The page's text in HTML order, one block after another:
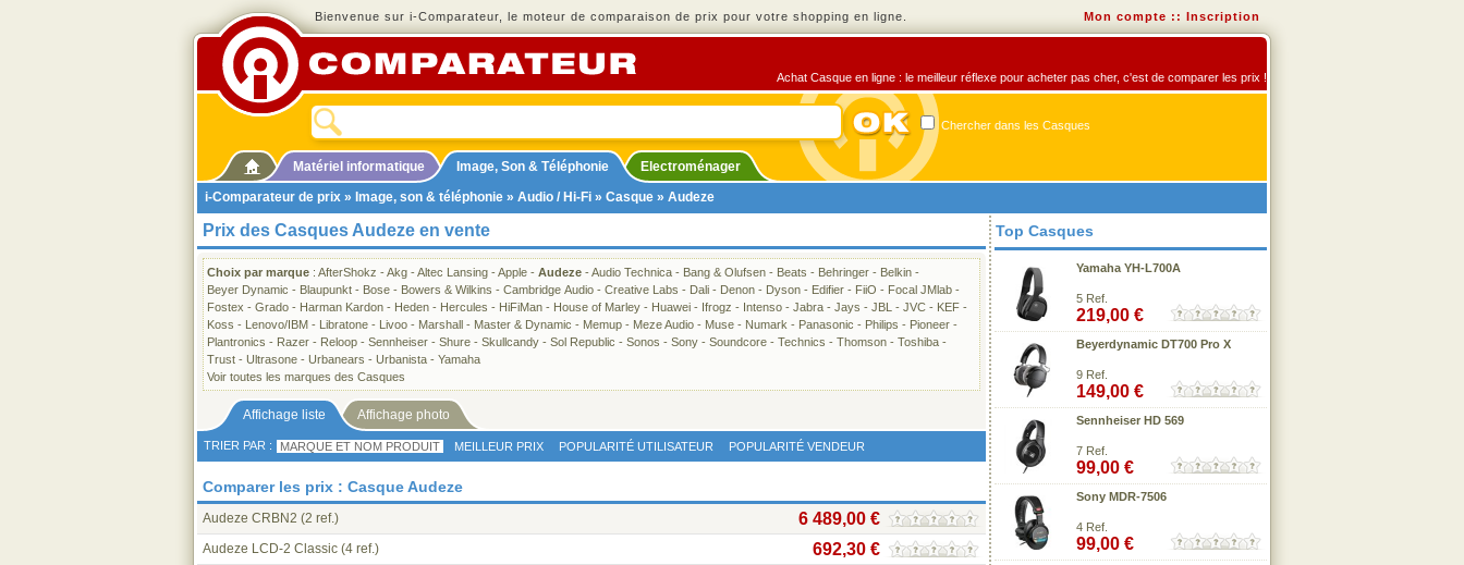
Bienvenue sur i-Comparateur, le moteur de comparaison de prix pour votre shopping en ligne. Mon compte :: Inscription
Achat Casque en ligne : le meilleur réflexe pour acheter pas cher, c'est de comparer les prix !
Chercher dans les Casques
Matériel informatique Image, Son & Téléphonie
Electroménager
i-Comparateur de prix » Image, son & téléphonie » Audio / Hi-Fi » Casque » Audeze
Prix des Casques Audeze en vente
Choix par marque : AfterShokz -Akg -Altec Lansing -Apple - Audeze -Audio Technica - Bang & Olufsen - Beats - Behringer - Belkin -
Beyer Dynamic - Blaupunkt - Bose - Bowers & Wilkins - Cambridge Audio - Creative Labs - Dali - Denon - Dyson - Edifier - FiiO - Focal JMlab -
Fostex - Grado - Harman Kardon - Heden - Hercules - HiFiMan - House of Marley - Huawei - Ifrogz - Intenso - Jabra - Jays - JBL - JVC - KEF -
Koss - Lenovo/IBM - Libratone - Livoo - Marshall - Master & Dynamic - Memup - Meze Audio - Muse - Numark - Panasonic - Philips - Pioneer -
Plantronics - Razer - Reloop - Sennheiser - Shure - Skullcandy - Sol Republic - Sonos - Sony - Soundcore - Technics - Thomson - Toshiba -
Trust - Ultrasone - Urbanears - Urbanista - Yamaha
Voir toutes les marques des Casques
Affichage liste Affichage photo
TRIER PAR : MARQUE ET NOM PRODUIT MEILLEUR PRIX POPULARITÉ UTILISATEUR POPULARITÉ VENDEUR
Comparer les prix : Casque Audeze
Audeze CRBN2 (2 ref.) 6 489,00 €
Audeze LCD-2 Classic (4 ref.) 692,30 €
Top Casques
Yamaha YH-L700A
5 Ref.
219,00 €
Beyerdynamic DT700 Pro X
9 Ref.
149,00 €
Sennheiser HD 569
7 Ref.
99,00 €
Sony MDR-7506
4 Ref.
99,00 €